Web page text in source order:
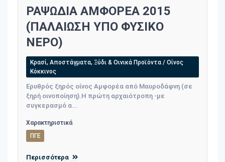
ΡΑΨΩΔΙΑ ΑΜΦΟΡΕΑ 2015
(ΠΑΛΑΙΩΣΗ ΥΠΟ ΦΥΣΙΚΟ
ΝΕΡΟ)
Κρασί, Αποστάγματα, Ξύδι & Οινικά Προϊόντα / Οίνος
Κόκκινος
Ερυθρός ξηρός οίνος Αμφορέα από Μαυροδάφνη (σε
ξηρή οινοποίηση).Η πρώτη αρχαιότροπη -με
συγκερασμό α...
Χαρακτηριστικά
ΠΓΕ
Περισσότερα